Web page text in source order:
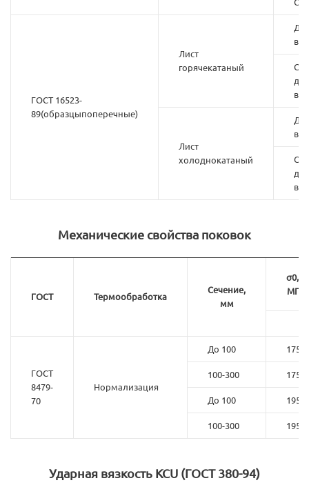
ГОСТ 16523-
89(образцыпоперечные)
Лист
горячекатаный
До
Св.
до
Лист
холоднокатаный
До
Св.
до
Механические свойства поковок
ГОСТ Термообработка
Сечение,
мм
σ0,2,
МПа
ГОСТ
8479-
70
Нормализация
До 100 175
100-300 175
До 100 195
100-300 195
Ударная вязкость KCU (ГОСТ 380-94)